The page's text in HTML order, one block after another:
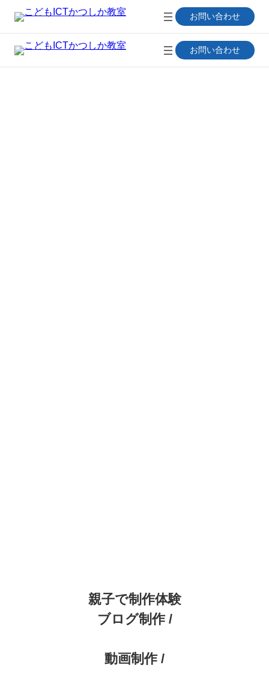
ッ
お問い合わせ
お問い合わせ
親子で制作体験
ブログ制作 /
動画制作 /